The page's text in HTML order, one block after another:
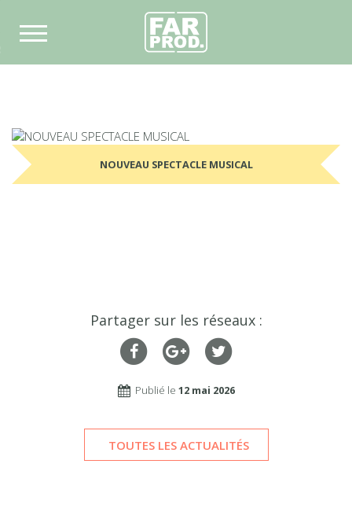
NOUS
NOUVEAU SPECTACLE MUSICAL
Partager sur les réseaux :
Publié le 12 mai 2026
TOUTES LES ACTUALITÉS